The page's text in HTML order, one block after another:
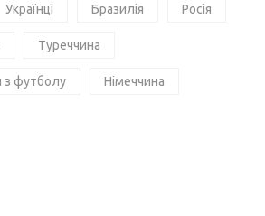
Українці Бразилія Росія
Туреччина
з футболу Німеччина